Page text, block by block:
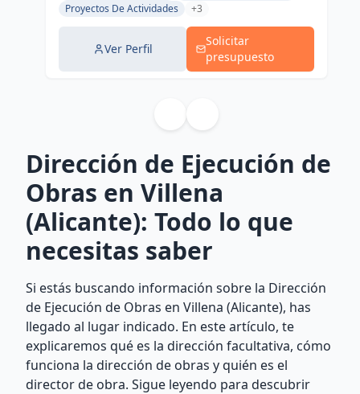
Proyectos De Actividades
+3
Ver Perfil
Solicitar
presupuesto
Dirección de Ejecución de
Obras en Villena
(Alicante): Todo lo que
necesitas saber
Si estás buscando información sobre la Dirección
de Ejecución de Obras en Villena (Alicante), has
llegado al lugar indicado. En este artículo, te
explicaremos qué es la dirección facultativa, cómo
funciona la dirección de obras y quién es el
director de obra. Sigue leyendo para descubrir